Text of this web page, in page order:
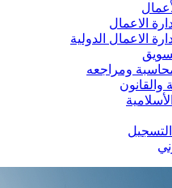
الاعمال
الاعمال الدولية
ومراجعه
والقانون